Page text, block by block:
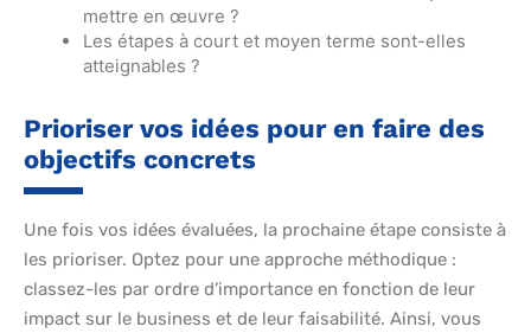
mettre en œuvre ?
Les étapes à court et moyen terme sont-elles
atteignables ?
Prioriser vos idées pour en faire des
objectifs concrets
Une fois vos idées évaluées, la prochaine étape consiste à
les prioriser. Optez pour une approche méthodique :
classez-les par ordre d’importance en fonction de leur
impact sur le business et de leur faisabilité. Ainsi, vous